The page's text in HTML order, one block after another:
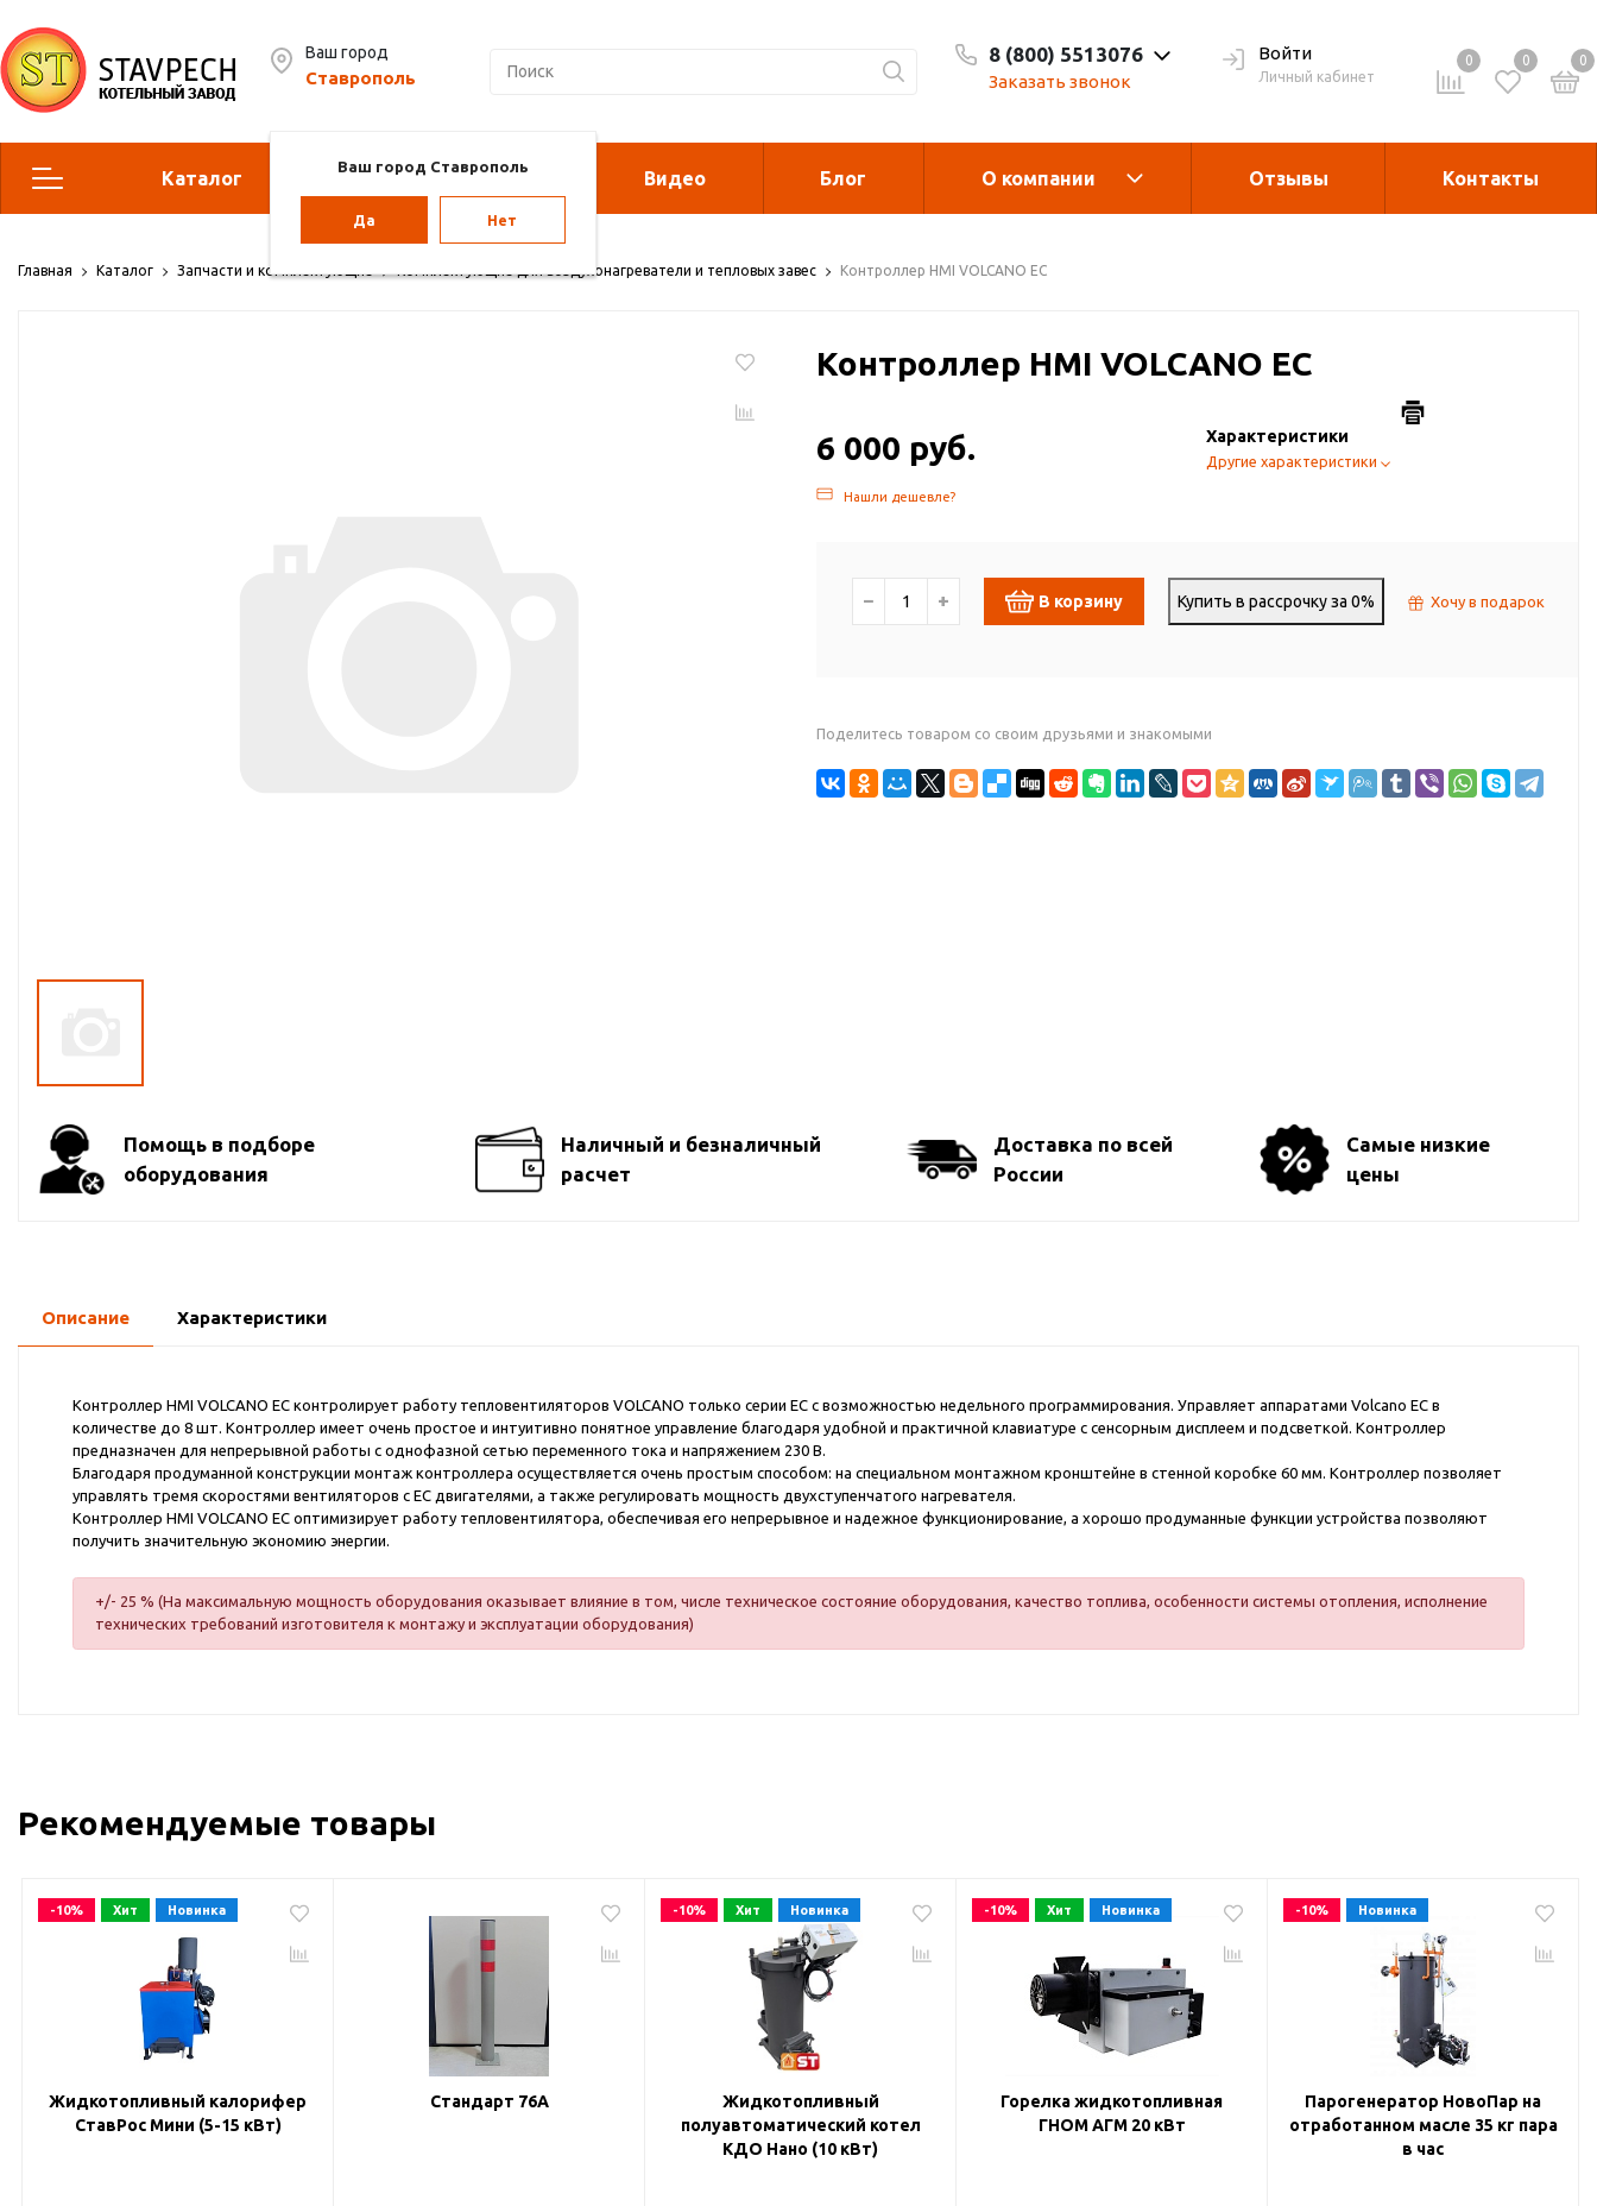
Ваш город
Ставрополь
Ваш город Ставрополь
Да Нет
8 (800) 5513076
Заказать звонок
Войти
Личный кабинет
0 0 0
Каталог
Отопительные котлы Горелки
отработанном масле
мусора
комплектующие
Металлоконструкции
Сервис Видео Блог О компании Отзывы Контакты
Главная Каталог Запчасти и комплектующие Комплектующие для воздухонагреватели и тепловых завес Контроллер HMI VOLCANO EC
Контроллер HMI VOLCANO EC
6 000 руб.
Нашли дешевле?
Характеристики
Другие характеристики
− + В корзину Купить в рассрочку за 0% Хочу в подарок
Поделитесь товаром со своим друзьями и знакомыми
Помощь в подборе
оборудования
Наличный и безналичный
расчет
Доставка по всей
России
Самые низкие
цены
Описание Характеристики
Контроллер HMI VOLCANO EC контролирует работу тепловентиляторов VOLCANO только серии ЕС с возможностью недельного программирования. Управляет аппаратами Volcano EC в
количестве до 8 шт. Контроллер имеет очень простое и интуитивно понятное управление благодаря удобной и практичной клавиатуре с сенсорным дисплеем и подсветкой. Контроллер
предназначен для непрерывной работы с однофазной сетью переменного тока и напряжением 230 В.
Благодаря продуманной конструкции монтаж контроллера осуществляется очень простым способом: на специальном монтажном кронштейне в стенной коробке 60 мм. Контроллер позволяет
управлять тремя скоростями вентиляторов с ЕС двигателями, а также регулировать мощность двухступенчатого нагревателя.
Контроллер HMI VOLCANO EC оптимизирует работу тепловентилятора, обеспечивая его непрерывное и надежное функционирование, а хорошо продуманные функции устройства позволяют
получить значительную экономию энергии.
+/- 25 % (На максимальную мощность оборудования оказывает влияние в том, числе техническое состояние оборудования, качество топлива, особенности системы отопления, исполнение
технических требований изготовителя к монтажу и эксплуатации оборудования)
Рекомендуемые товары
-10% Хит Новинка
Жидкотопливный калорифер
СтавРос Мини (5-15 кВт)
Стандарт 76А
-10% Хит Новинка
Жидкотопливный
полуавтоматический котел
КДО Нано (10 кВт)
-10% Хит Новинка
Горелка жидкотопливная
ГНОМ АГМ 20 кВт
-10% Новинка
Парогенератор НовоПар на
отработанном масле 35 кг пара
в час